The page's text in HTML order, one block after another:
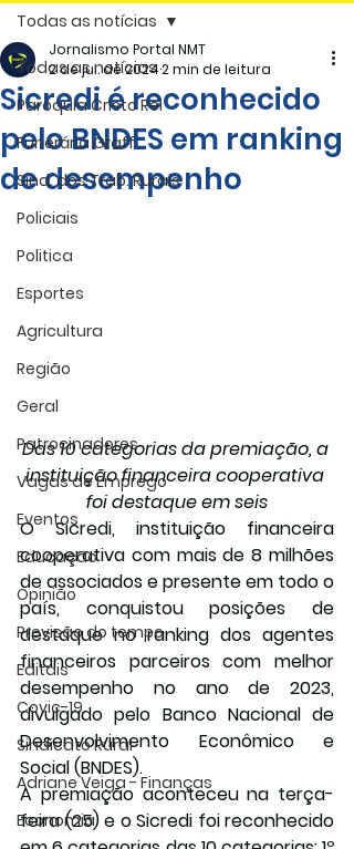
Todas as notícias
Paróquia Cristo Rei
Funerária Gräff
Sind. dos Trab. Rurais
Policiais
Politica
Esportes
Agricultura
Região
Geral
Patrocinadores
Vagas de Emprego
Eventos
Educação
Opinião
Previsão do tempo
Editais
Covic-19
Sindicato Rural
Adriane Veiga - Finanças
Economia
Todas as notícias
Sicredi é reconhecido
pelo BNDES em ranking
de desempenho
Jornalismo Portal NMT
2 de jul. de 20242 min de leitura
Das 10 categorias da premiação, a
instituição financeira cooperativa
foi destaque em seis
O Sicredi, instituição financeira
cooperativa com mais de 8 milhões
de associados e presente em todo o
país, conquistou posições de
destaque no ranking dos agentes
financeiros parceiros com melhor
desempenho no ano de 2023,
divulgado pelo Banco Nacional de
Desenvolvimento Econômico e
Social (BNDES).
A premiação aconteceu na terça-
feira (25) e o Sicredi foi reconhecido